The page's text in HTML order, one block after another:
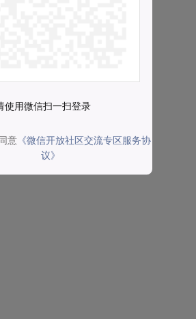
使用微信扫一扫登录
意 《微信开放社区交流专区服务协
议》